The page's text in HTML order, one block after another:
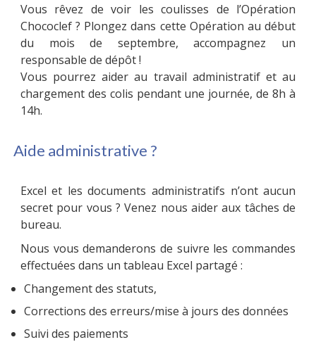
Vous rêvez de voir les coulisses de l’Opération
Chococlef ? Plongez dans cette Opération au début
du mois de septembre, accompagnez un
responsable de dépôt !
Vous pourrez aider au travail administratif et au
chargement des colis pendant une journée, de 8h à
14h.
Aide administrative ?
Excel et les documents administratifs n’ont aucun
secret pour vous ? Venez nous aider aux tâches de
bureau.
Nous vous demanderons de suivre les commandes
effectuées dans un tableau Excel partagé :
Changement des statuts,
Corrections des erreurs/mise à jours des données
Suivi des paiements